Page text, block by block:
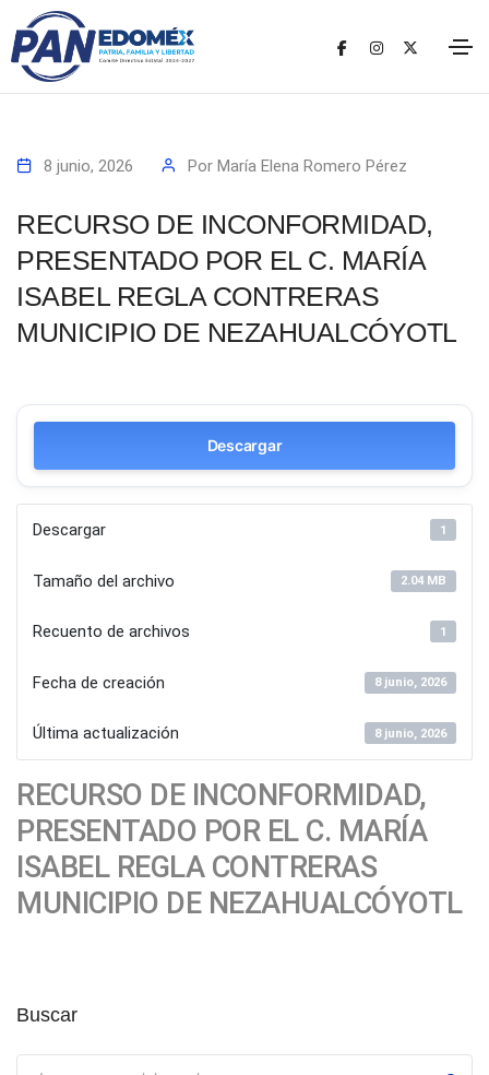
8 junio, 2026 Por María Elena Romero Pérez
RECURSO DE INCONFORMIDAD,
PRESENTADO POR EL C. MARÍA
ISABEL REGLA CONTRERAS
MUNICIPIO DE NEZAHUALCÓYOTL
Descargar
Descargar 1
Tamaño del archivo 2.04 MB
Recuento de archivos 1
Fecha de creación 8 junio, 2026
Última actualización 8 junio, 2026
RECURSO DE INCONFORMIDAD,
PRESENTADO POR EL C. MARÍA
ISABEL REGLA CONTRERAS
MUNICIPIO DE NEZAHUALCÓYOTL
Buscar